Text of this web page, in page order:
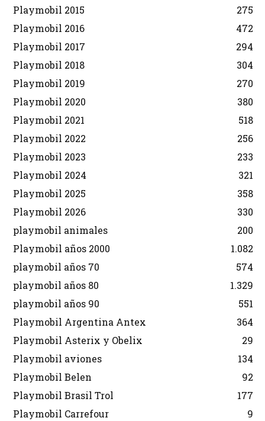
Playmobil 2015
275
Playmobil 2016
472
Playmobil 2017
294
Playmobil 2018
304
Playmobil 2019
270
Playmobil 2020
380
Playmobil 2021
518
Playmobil 2022
256
Playmobil 2023
233
Playmobil 2024
321
Playmobil 2025
358
Playmobil 2026
330
playmobil animales
200
Playmobil años 2000
1.082
playmobil años 70
574
playmobil años 80
1.329
playmobil años 90
551
Playmobil Argentina Antex
364
Playmobil Asterix y Obelix
29
Playmobil aviones
134
Playmobil Belen
92
Playmobil Brasil Trol
177
Playmobil Carrefour
9